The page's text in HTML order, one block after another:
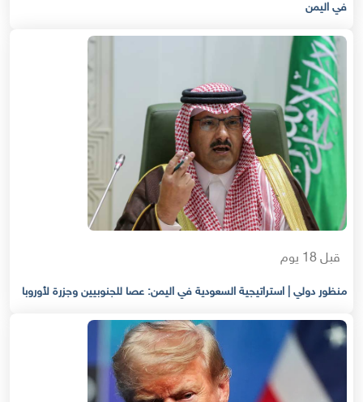
في اليمن
قبل 18 يوم
منظور دولي | استراتيجية السعودية في اليمن: عصا للجنوبيين وجزرة لأوروبا